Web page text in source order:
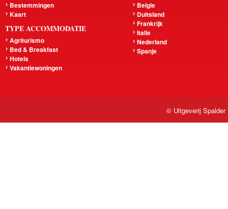
Bestemmingen
Kaart
TYPE ACCOMMODATIE
Agriturismo
Bed & Breakfast
Hotels
Vakantiewoningen
Belgie
Duitsland
Frankrijk
Italie
Nederland
Spanje
© Uitgeverij